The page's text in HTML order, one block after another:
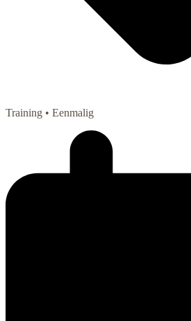
Training • Eenmalig